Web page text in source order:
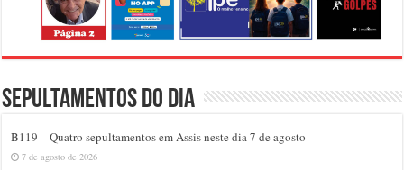
Sepultamentos do dia
B119 – Quatro sepultamentos em Assis neste dia 7 de agosto
7 de agosto de 2026